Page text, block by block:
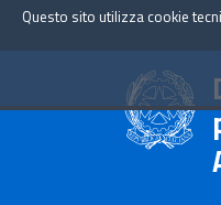
Questo sito utilizza cookie